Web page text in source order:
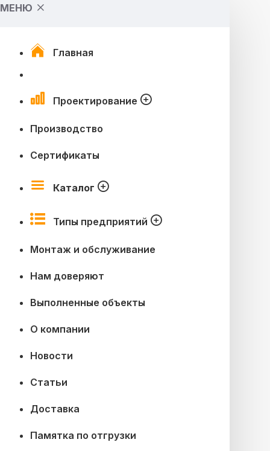
МЕНЮ
Главная
Проектирование
Производство
Сертификаты
Каталог
Типы предприятий
Монтаж и обслуживание
Нам доверяют
Выполненные объекты
О компании
Новости
Статьи
Доставка
Памятка по отгрузки